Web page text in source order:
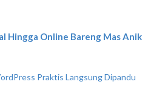
Hingga Online Bareng Mas Anik